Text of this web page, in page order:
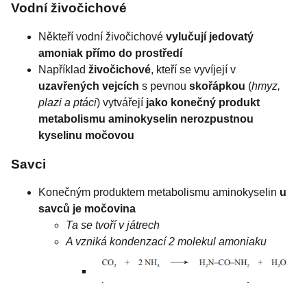
Vodní živočichové
Někteří vodní živočichové vylučují jedovatý
amoniak přímo do prostředí
Například živočichové, kteří se vyvíjejí v
uzavřených vejcích s pevnou skořápkou (hmyz,
plazi a ptáci) vytvářejí jako konečný produkt
metabolismu aminokyselin nerozpustnou
kyselinu močovou
Savci
Konečným produktem metabolismu aminokyselin u
savců je močovina
Ta se tvoří v játrech
A vzniká kondenzací 2 molekul amoniaku